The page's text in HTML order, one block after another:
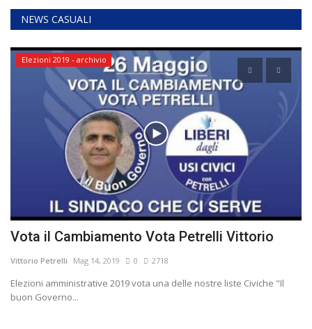
NEWS CASUALI
Elezioni 2019 - archivio
Vota il Cambiamento Vota Petrelli Vittorio
Vittorio Petrelli Mag 14, 2019 0 2718
Elezioni amministrative 2019 vota una delle nostre liste Civiche "Il
buon Governo...